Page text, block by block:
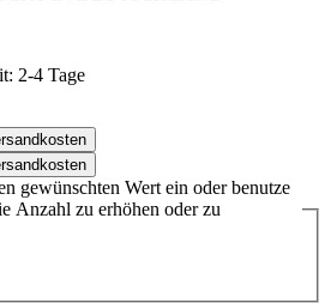
2-4 Tage
gewünschten Wert ein oder benutze
Anzahl zu erhöhen oder zu